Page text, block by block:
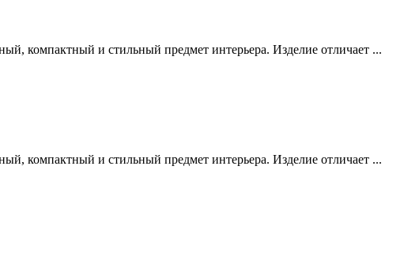
компактный и стильный предмет интерьера. Изделие отличает ...
компактный и стильный предмет интерьера. Изделие отличает ...